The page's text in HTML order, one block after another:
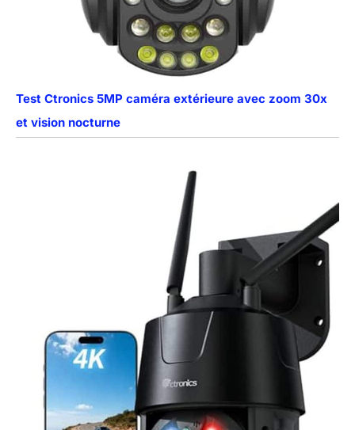
Test Ctronics 5MP caméra extérieure avec zoom 30x
et vision nocturne